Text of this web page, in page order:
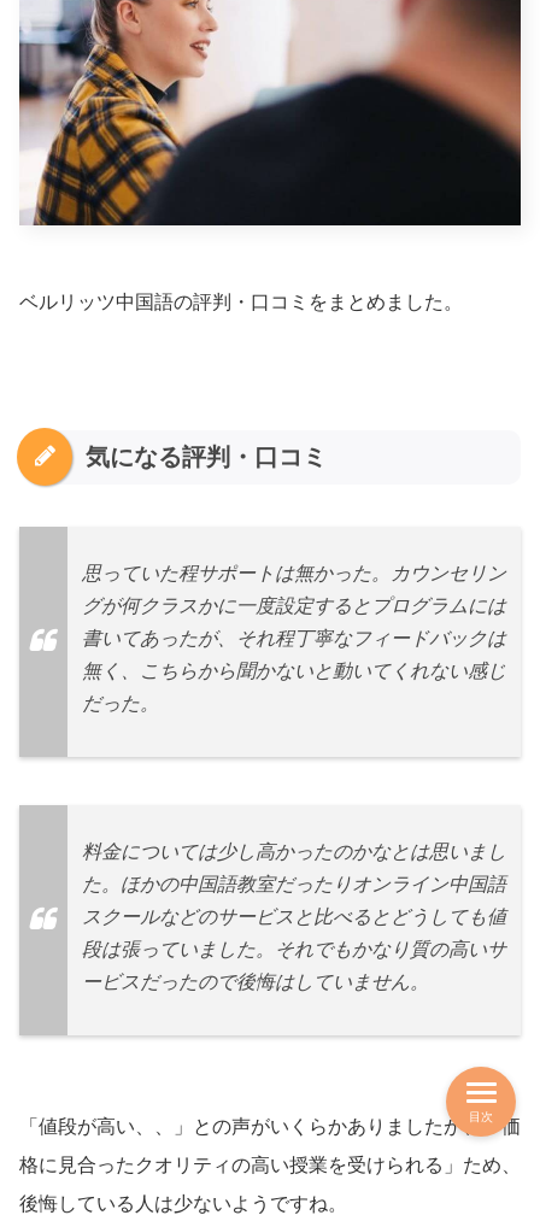
ベルリッツ中国語の評判・口コミをまとめました。
気になる評判・口コミ
思っていた程サポートは無かった。カウンセリン
グが何クラスかに一度設定するとプログラムには
書いてあったが、それ程丁寧なフィードバックは
無く、こちらから聞かないと動いてくれない感じ
だった。
料金については少し高かったのかなとは思いまし
た。ほかの中国語教室だったりオンライン中国語
スクールなどのサービスと比べるとどうしても値
段は張っていました。それでもかなり質の高いサ
ービスだったので後悔はしていません。
「値段が高い、、」との声がいくらかありましたが、「価
格に見合ったクオリティの高い授業を受けられる」ため、
後悔している人は少ないようですね。
目次